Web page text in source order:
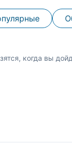
когда вы